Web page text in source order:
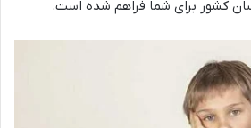
کشور برای شما فراهم شده است.